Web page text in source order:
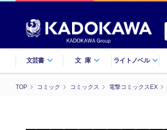
文芸書 文庫 ライトノベル
TOP コミック コミックス 電撃コミックスEX